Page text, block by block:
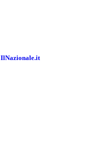
IlNazionale.it